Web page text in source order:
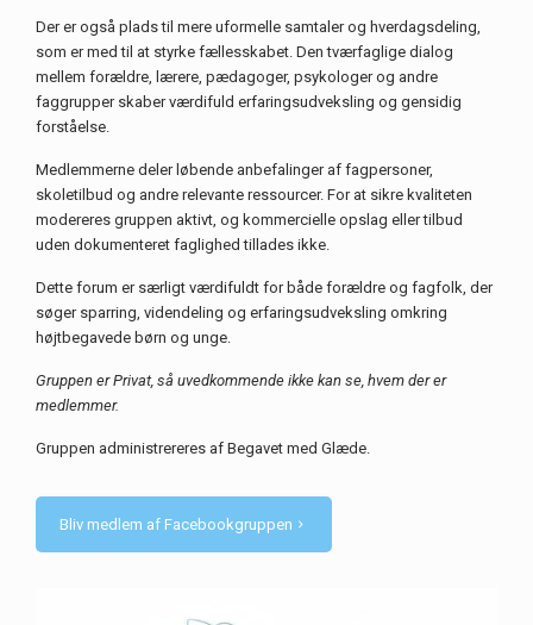
Der er også plads til mere uformelle samtaler og hverdagsdeling,
som er med til at styrke fællesskabet. Den tværfaglige dialog
mellem forældre, lærere, pædagoger, psykologer og andre
faggrupper skaber værdifuld erfaringsudveksling og gensidig
forståelse.
Medlemmerne deler løbende anbefalinger af fagpersoner,
skoletilbud og andre relevante ressourcer. For at sikre kvaliteten
modereres gruppen aktivt, og kommercielle opslag eller tilbud
uden dokumenteret faglighed tillades ikke.
Dette forum er særligt værdifuldt for både forældre og fagfolk, der
søger sparring, videndeling og erfaringsudveksling omkring
højtbegavede børn og unge.
Gruppen er Privat, så uvedkommende ikke kan se, hvem der er
medlemmer.
Gruppen administrereres af Begavet med Glæde.
Bliv medlem af Facebookgruppen